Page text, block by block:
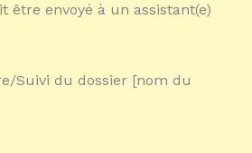
être envoyé à un assistant(e)
Suivi du dossier [nom du